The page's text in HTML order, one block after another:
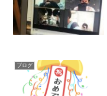
ブログ